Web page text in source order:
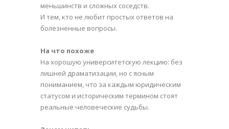
меньшинств и сложных соседств.
И тем, кто не любит простых ответов на
болезненные вопросы.
На что похоже
На хорошую университетскую лекцию: без
лишней драматизации, но с ясным
пониманием, что за каждым юридическим
статусом и историческим термином стоят
реальные человеческие судьбы.